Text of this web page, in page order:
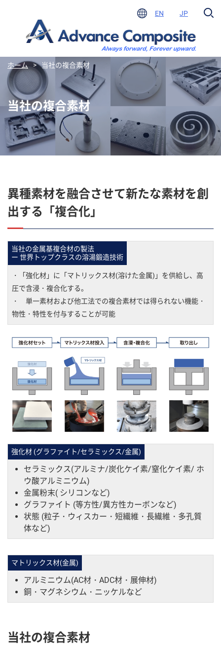
EN JP
ホーム > 当社の複合素材
当社の複合素材
異種素材を融合させて新たな素材を創
出する「複合化」
当社の金属基複合材の製法
ー 世界トップクラスの溶湯鍛造技術
・「強化材」に「マトリックス材(溶けた金属)」を供給し、高
圧で含浸・複合化する。
・ 単一素材および他工法での複合素材では得られない機能・
物性・特性を付与することが可能
強化材 (グラファイト/セラミックス/金属)
セラミックス(アルミナ/炭化ケイ素/窒化ケイ素/ ホ
ウ酸アルミニウム)
金属粉末( シリコンなど)
グラファイト (等方性/異方性カーボンなど)
状態 (粒子・ウィスカー・短繊維・長繊維・多孔質
体など)
マトリックス材(金属)
アルミニウム(AC材・ADC材・展伸材)
銅・マグネシウム・ニッケルなど
当社の複合素材